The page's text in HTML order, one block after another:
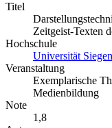
Titel
Zeitgeist-Texten
Hochschule
Universität
Veranstaltung
Exemplarische
Medienbildung
Note
1,8